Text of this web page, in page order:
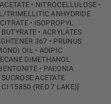
• NITROCELLULOSE •
TRIMELLITIC ANHYDRIDE
• ISOPROPYL
• ACRYLATES
367 • PRUNUS
OIL • ADIPIC
DIMETHANOL
• PAEONIA
ACETATE
CI 15850 (RED 7 LAKE)]